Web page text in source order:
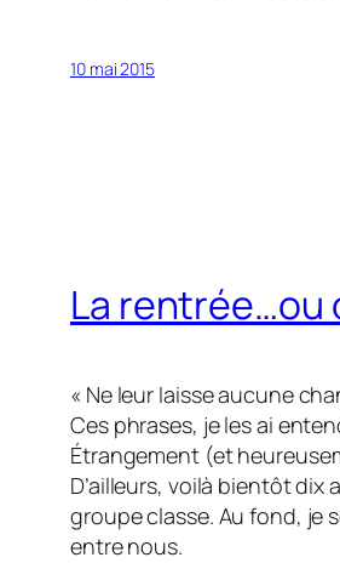
10 mai 2015
La rentrée…ou
« Ne leur laisse aucune
Ces phrases, je les ai
Étrangement (et
D’ailleurs, voilà bientôt
groupe classe. Au fond, je
entre nous.